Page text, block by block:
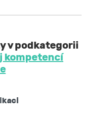
v podkategorii
kompetencí